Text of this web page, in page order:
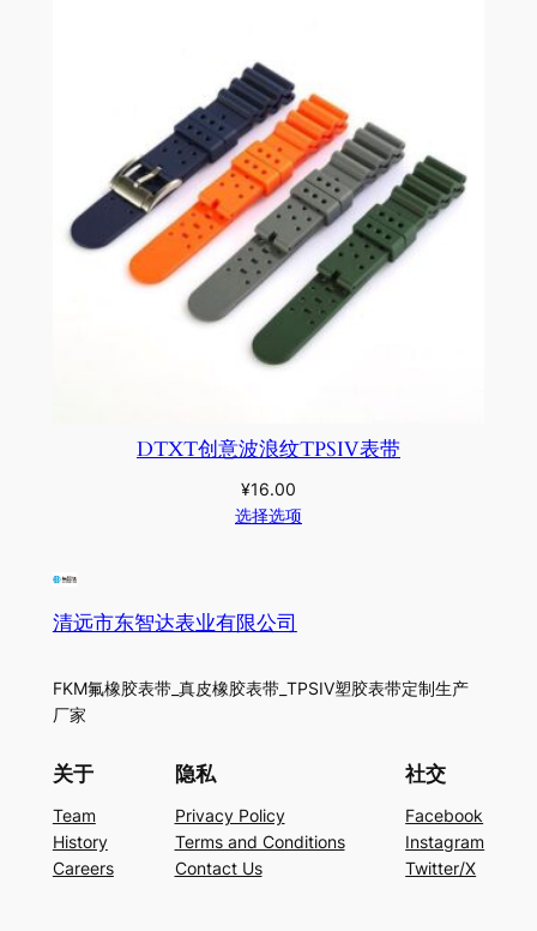
DTXT创意波浪纹TPSIV表带
¥16.00
选择选项
清远市东智达表业有限公司
FKM氟橡胶表带_真皮橡胶表带_TPSIV塑胶表带定制生产
厂家
关于
Team
History
Careers
隐私
Privacy Policy
Terms and Conditions
Contact Us
社交
Facebook
Instagram
Twitter/X